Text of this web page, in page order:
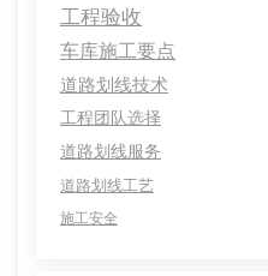
工程验收
车库施工要点
道路划线技术
工程团队选择
道路划线服务
道路划线工艺
施工安全